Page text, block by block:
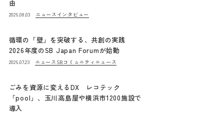
由
2026.08.03 ニュース インタビュー
循環の「壁」を突破する、共創の実践
2026年度のSB Japan Forumが始動
2026.07.23 ニュース SBコミュニティニュース
ごみを資源に変えるDX レコテック
「pool」、玉川高島屋や横浜市1200施設で
導入